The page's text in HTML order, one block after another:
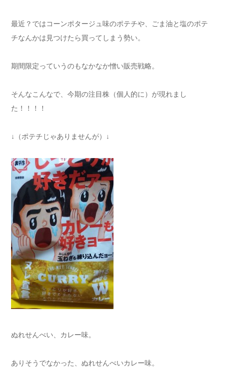
最近？ではコーンポタージュ味のポテチや、ごま油と塩のポテ
チなんかは見つけたら買ってしまう勢い。
期間限定っていうのもなかなか憎い販売戦略。
そんなこんなで、今期の注目株（個人的に）が現れまし
た！！！！
↓（ポテチじゃありませんが）↓
ぬれせんべい、カレー味。
ありそうでなかった、ぬれせんべいカレー味。